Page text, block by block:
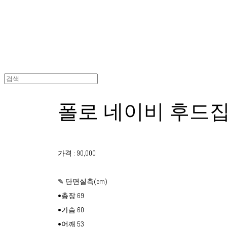
폴로 네이비 후드
가격 : 90,000
✎ 단면실측(cm)
•총장 69
•가슴 60
•어깨 53